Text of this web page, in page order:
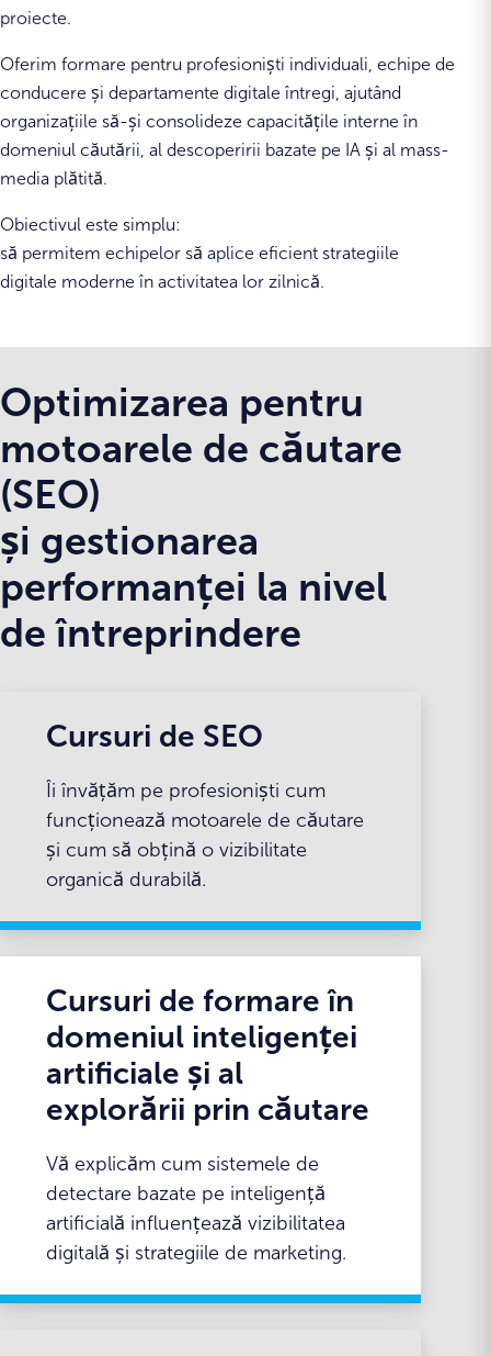
proiecte.
Oferim formare pentru profesioniști individuali, echipe de
conducere și departamente digitale întregi, ajutând
organizațiile să-și consolideze capacitățile interne în
domeniul căutării, al descoperirii bazate pe IA și al mass-
media plătită.
Obiectivul este simplu:
să permitem echipelor să aplice eficient strategiile
digitale moderne în activitatea lor zilnică.
Optimizarea pentru
motoarele de căutare
(SEO)
și gestionarea
performanței la nivel
de întreprindere
Cursuri de SEO
Îi învățăm pe profesioniști cum
funcționează motoarele de căutare
și cum să obțină o vizibilitate
organică durabilă.
Cursuri de formare în
domeniul inteligenței
artificiale și al
explorării prin căutare
Vă explicăm cum sistemele de
detectare bazate pe inteligență
artificială influențează vizibilitatea
digitală și strategiile de marketing.